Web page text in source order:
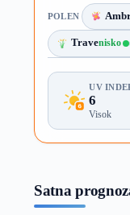
POLEN
Travenisko
UV
6
Visok
Satna